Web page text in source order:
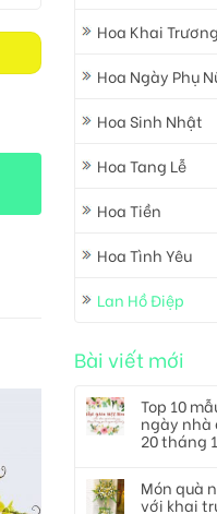
Hoa Khai Trương
Hoa Ngày Phụ
Hoa Sinh Nhật
Hoa Tang Lễ
Hoa Tiền
Hoa Tình Yêu
Lan Hồ Điệp
Bài viết mới
Top 10
ngày nhà
20 tháng
Món quà
với khai